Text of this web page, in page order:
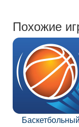
Похожие
Баскетбольный